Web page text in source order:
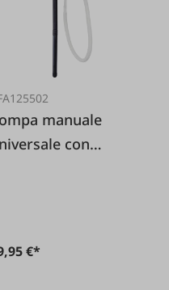
manuale
con
€*